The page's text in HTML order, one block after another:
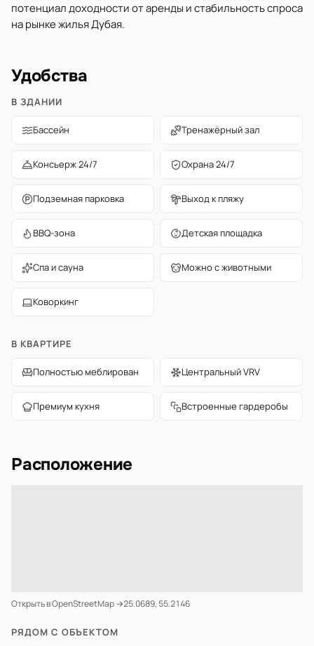
потенциал доходности от аренды и стабильность спроса
на рынке жилья Дубая.
Удобства
В ЗДАНИИ
Бассейн Тренажёрный зал
Консьерж 24/7 Охрана 24/7
Подземная парковка Выход к пляжу
BBQ-зона Детская площадка
Спа и сауна Можно с животными
Коворкинг
В КВАРТИРЕ
Полностью меблирован Центральный VRV
Премиум кухня Встроенные гардеробы
Расположение
Открыть в OpenStreetMap →25.0689, 55.2146
РЯДОМ С ОБЪЕКТОМ